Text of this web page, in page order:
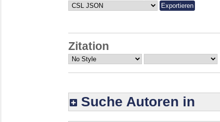
Zitation
Suche Autoren in